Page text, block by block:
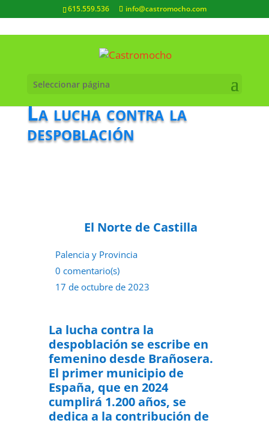
615.559.536 info@castromocho.com
Seleccionar página
La lucha contra la
despoblación
El Norte de Castilla
Palencia y Provincia
0 comentario(s)
17 de octubre de 2023
La lucha contra la
despoblación se escribe en
femenino desde Brañosera.
El primer municipio de
España, que en 2024
cumplirá 1.200 años, se
dedica a la contribución de